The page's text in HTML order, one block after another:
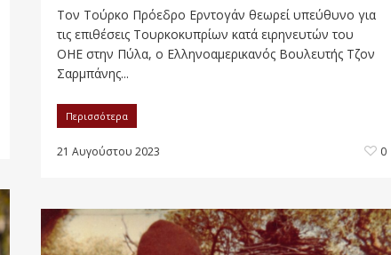
Τον Τούρκο Πρόεδρο Ερντογάν θεωρεί υπεύθυνο για
τις επιθέσεις Τουρκοκυπρίων κατά ειρηνευτών του
ΟΗΕ στην Πύλα, ο Ελληνοαμερικανός Βουλευτής Τζον
Σαρμπάνης...
Περισσότερα
21 Αυγούστου 2023 0